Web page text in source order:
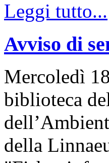
Leggi tutto...
Avviso di
Mercoledì
biblioteca
della